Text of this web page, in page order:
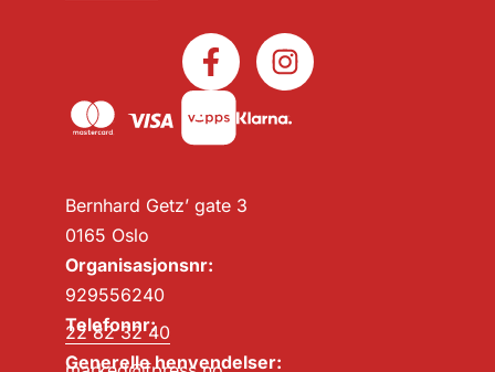
Bernhard Getz’ gate 3
0165 Oslo
Organisasjonsnr:
929556240
Telefonnr:
22 82 32 40
Generelle henvendelser: